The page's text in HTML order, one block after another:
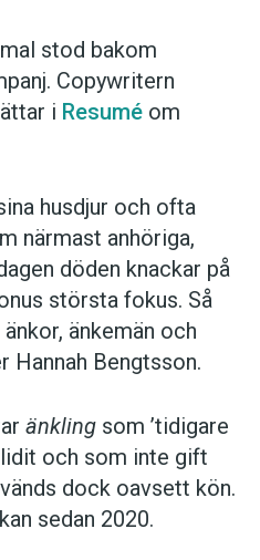
stod bakom
Copywritern
i Resumé om
husdjur och ofta
närmast anhöriga,
döden knackar på
största fokus. Så
änkemän och
Hannah Bengtsson.
änkling som ’tidigare
och som inte gift
dock oavsett kön.
sedan 2020.